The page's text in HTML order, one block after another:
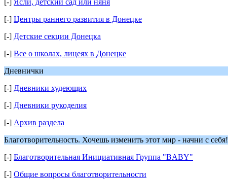
[-] Ясли, детский сад или няня
[-] Центры раннего развития в Донецке
[-] Детские секции Донецка
[-] Все о школах, лицеях в Донецке
Дневнички
[-] Дневники худеющих
[-] Дневники рукоделия
[-] Архив раздела
Благотворительность. Хочешь изменить этот мир - начни с себя!
[-] Благотворительная Инициативная Группа "BABY"
[-] Общие вопросы благотворительности